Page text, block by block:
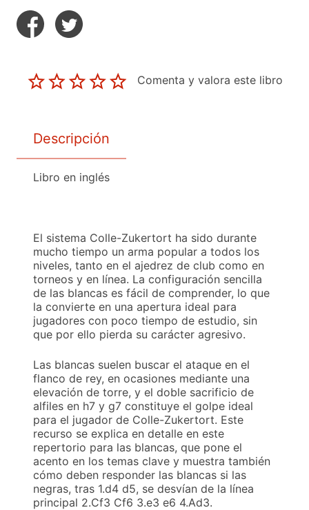
Comenta y valora este libro
Descripción
Libro en inglés
El sistema Colle-Zukertort ha sido durante
mucho tiempo un arma popular a todos los
niveles, tanto en el ajedrez de club como en
torneos y en línea. La configuración sencilla
de las blancas es fácil de comprender, lo que
la convierte en una apertura ideal para
jugadores con poco tiempo de estudio, sin
que por ello pierda su carácter agresivo.
Las blancas suelen buscar el ataque en el
flanco de rey, en ocasiones mediante una
elevación de torre, y el doble sacrificio de
alfiles en h7 y g7 constituye el golpe ideal
para el jugador de Colle-Zukertort. Este
recurso se explica en detalle en este
repertorio para las blancas, que pone el
acento en los temas clave y muestra también
cómo deben responder las blancas si las
negras, tras 1.d4 d5, se desvían de la línea
principal 2.Cf3 Cf6 3.e3 e6 4.Ad3.